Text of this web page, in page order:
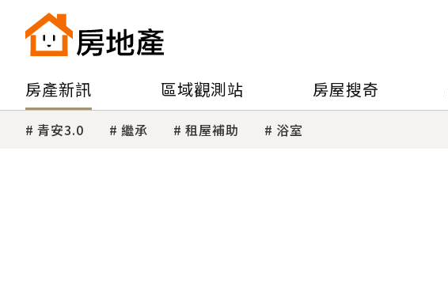
房產新訊 區域觀測站 房屋搜奇
青安3.0 繼承 租屋補助 浴室